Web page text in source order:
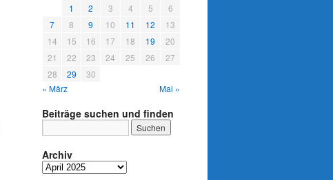
1 2 3 4 5
6
7
8 9 10 11 12
13
14
15 16 17 18 19
20
21
22 23 24 25 26
27
28
29
30
« März
Mai »
Beiträge suchen und finden
Archiv
Archiv